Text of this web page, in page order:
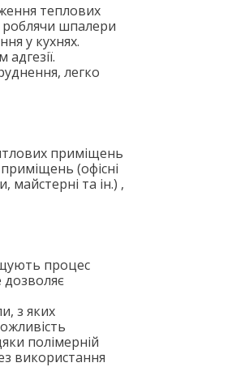
теплових
роблячи шпалери
у кухнях.
легко
приміщень
(офісні
та ін.) ,
процес
з яких
полімерній
використання